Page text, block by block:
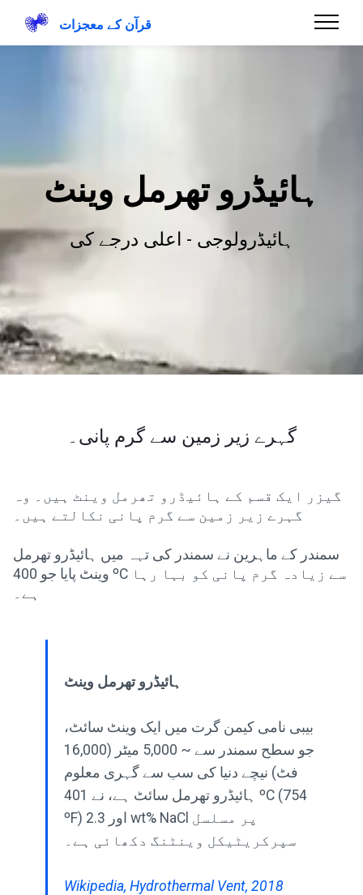
قرآن کے معجزات
ہائیڈرو تھرمل وینٹ
ہائیڈرولوجی - اعلی درجے کی
گہرے زیر زمین سے گرم پانی۔
گیزر ایک قسم کے ہائیڈرو تھرمل وینٹ ہیں۔ وہ
گہرے زیر زمین سے گرم پانی نکالتے ہیں۔
سمندر کے ماہرین نے سمندر کی تہہ میں ہائیڈرو تھرمل
وینٹ پایا جو 400 ºC سے زیادہ گرم پانی کو بہا رہا
ہے۔
ہائیڈرو تھرمل وینٹ
بیبی نامی کیمن گرت میں ایک وینٹ سائٹ،
جو سطح سمندر سے ~ 5,000 میٹر (16,000
فٹ) نیچے دنیا کی سب سے گہری معلوم
ہائیڈرو تھرمل سائٹ ہے، نے 401 ºC (754
ºF) اور 2.3 wt% NaCl پر مسلسل
سپرکریٹیکل وینٹنگ دکھائی ہے۔
Wikipedia, Hydrothermal Vent, 2018